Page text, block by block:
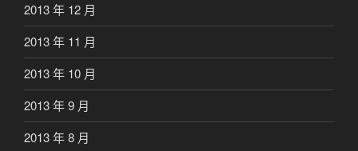
2013 年 12 月
2013 年 11 月
2013 年 10 月
2013 年 9 月
2013 年 8 月